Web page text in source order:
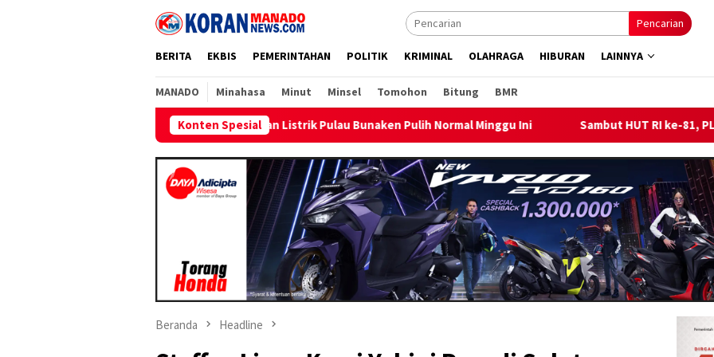
Pencarian
BERITA EKBIS PEMERINTAHAN POLITIK KRIMINAL OLAHRAGA HIBURAN LAINNYA
MANADO Minahasa Minut Minsel Tomohon Bitung BMR
Konten Spesial
Targetkan Pasokan Listrik Pulau Bunaken Pulih Normal Minggu Ini Sambut HUT RI ke-81, PLN Dorong Digitalisasi
Beranda Headline